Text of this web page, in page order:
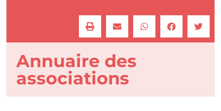
Annuaire des
associations